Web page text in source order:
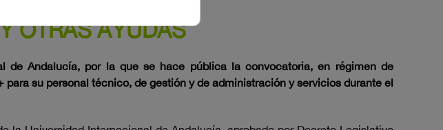
OTRAS AYUDAS
de Andalucía, por la que se hace pública la convocatoria, en régimen de
su personal técnico, de gestión y de administración y servicios durante el